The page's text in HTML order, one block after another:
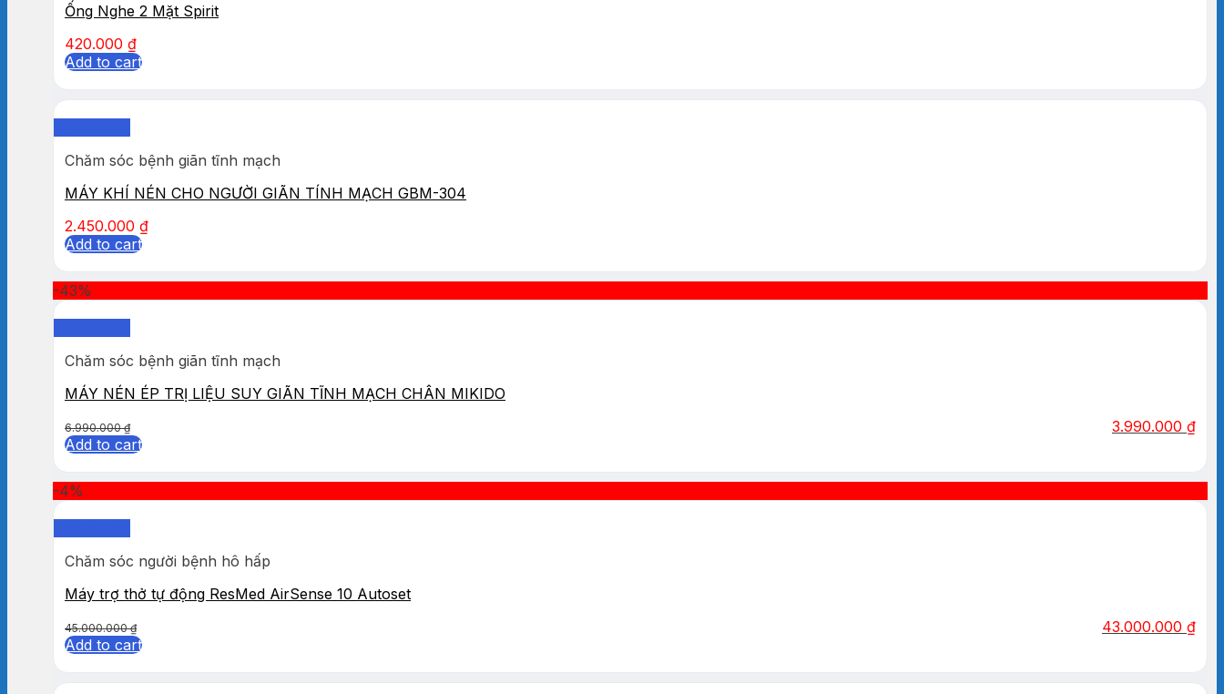
Ống Nghe 2 Mặt Spirit
420.000 ₫
Add to cart
Chăm sóc bệnh giãn tĩnh mạch
MÁY KHÍ NÉN CHO NGƯỜI GIÃN TÍNH MẠCH GBM-304
2.450.000 ₫
Add to cart
-43%
Chăm sóc bệnh giãn tĩnh mạch
MÁY NÉN ÉP TRỊ LIỆU SUY GIÃN TĨNH MẠCH CHÂN MIKIDO
6.990.000₫ 3.990.000 ₫
Add to cart
-4%
Chăm sóc người bệnh hô hấp
Máy trợ thở tự động ResMed AirSense 10 Autoset
45.000.000₫ 43.000.000 ₫
Add to cart